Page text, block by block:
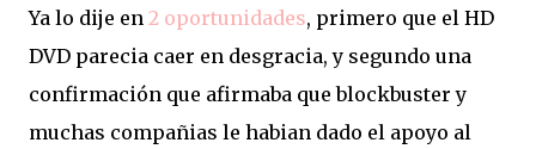
Ya lo dije en 2 oportunidades, primero que el HD
DVD parecia caer en desgracia, y segundo una
confirmación que afirmaba que blockbuster y
muchas compañias le habian dado el apoyo al